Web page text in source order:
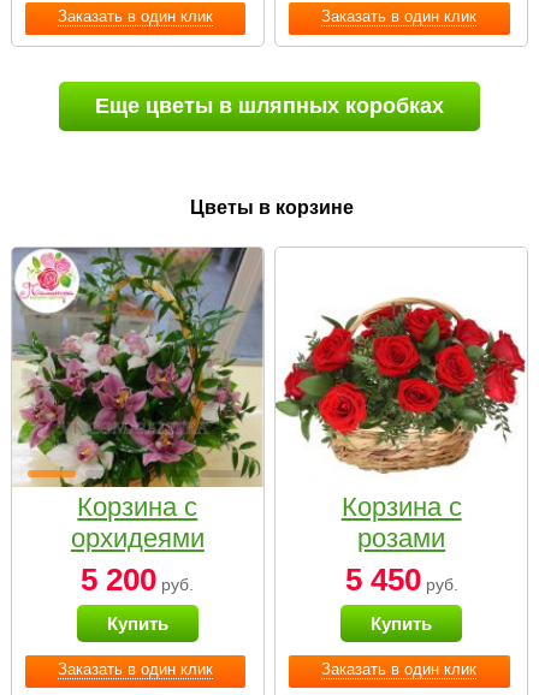
Заказать в один клик Заказать в один клик
Еще цветы в шляпных коробках
Цветы в корзине
Заказать в один клик
Корзина с
орхидеями
малая
5 200 руб.
Купить
Заказать в один клик
Корзина с
розами
«Красный
Париж»
5 450руб.
Купить